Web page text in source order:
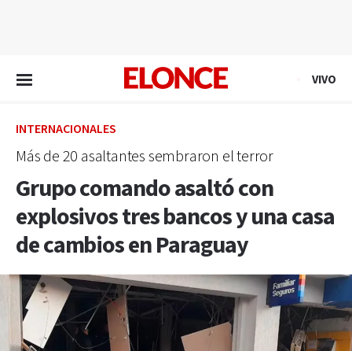
VIVO
INTERNACIONALES
Más de 20 asaltantes sembraron el terror
Grupo comando asaltó con
explosivos tres bancos y una casa
de cambios en Paraguay